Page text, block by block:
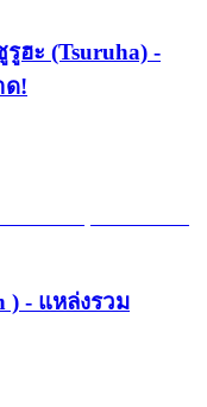
ฮะ (Tsuruha) -
ด!
) - แหล่งรวม